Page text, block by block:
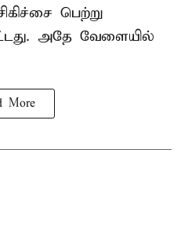
பெற்று
அதே வேளையில்
More